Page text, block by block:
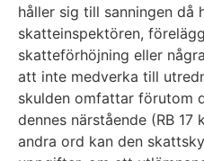
håller sig till sanningen då
skatteinspektören,
skatteförhöjning eller
att inte medverka till
skulden omfattar förutom
dennes närstående (RB 17
andra ord kan den